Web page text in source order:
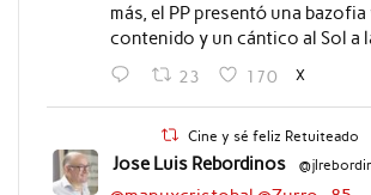
más, el PP presentó una bazofia
contenido y un cántico al Sol a
23 170 X
Cine y sé feliz Retuiteado
Jose Luis Rebordinos